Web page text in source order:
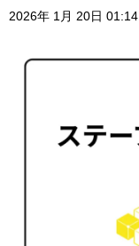
2026年 1月 20日 01:14